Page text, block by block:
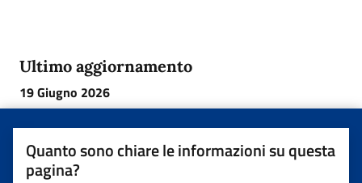
Ultimo aggiornamento
19 Giugno 2026
Quanto sono chiare le informazioni su questa
pagina?